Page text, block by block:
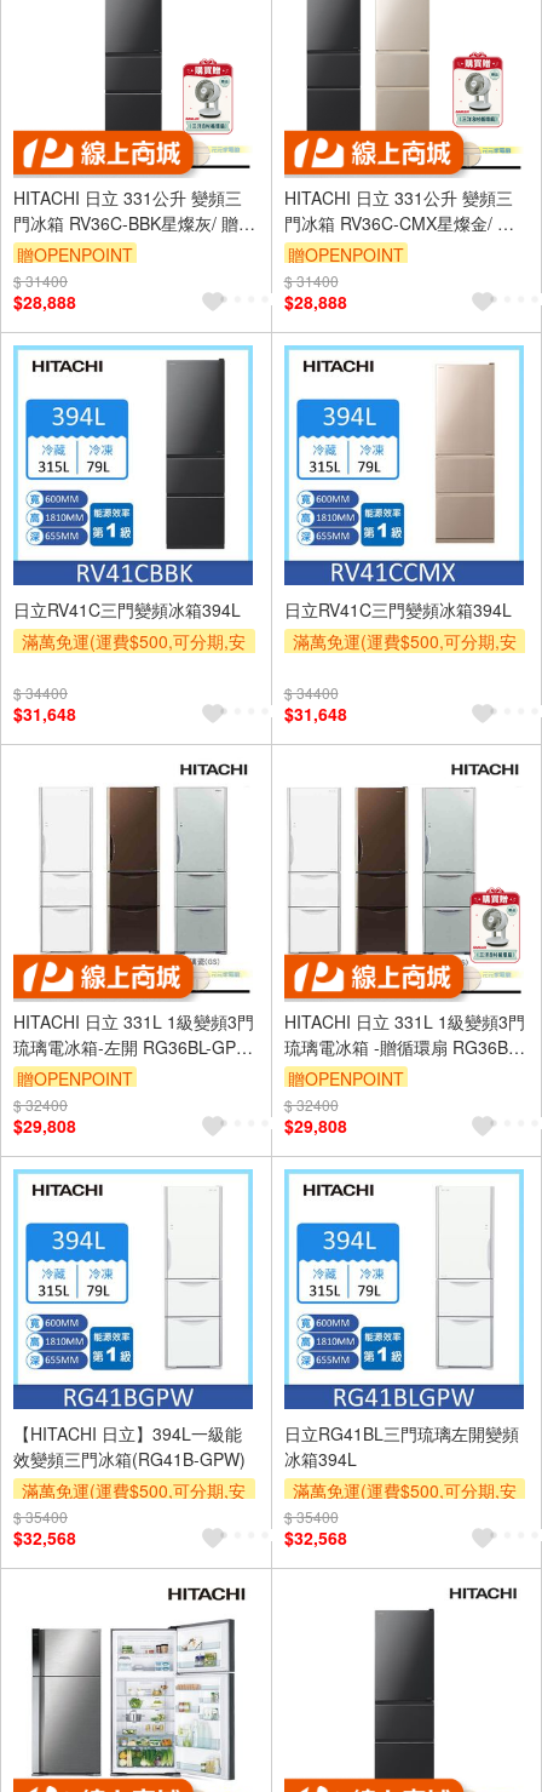
HITACHI 日立 331公升 變頻三
門冰箱 RV36C-BBK星燦灰/ 贈循
環扇
贈OPENPOINT
$ 31400
$28,888
HITACHI 日立 331公升 變頻三
門冰箱 RV36C-CMX星燦金/ 贈
循環扇
贈OPENPOINT
$ 31400
$28,888
日立RV41C三門變頻冰箱394L
滿萬免運(運費$500,可分期,安
及使用6期以上分期0利率,需付
$ 34400
$31,648
日立RV41C三門變頻冰箱394L
滿萬免運(運費$500,可分期,安
及使用6期以上分期0利率,需付
$ 34400
$31,648
HITACHI 日立 331L 1級變頻3門
琉璃電冰箱-左開 RG36BL-GPW
琉璃白
贈OPENPOINT
$ 32400
$29,808
HITACHI 日立 331L 1級變頻3門
琉璃電冰箱 -贈循環扇 RG36B-
GPW琉璃白
贈OPENPOINT
$ 32400
$29,808
【HITACHI 日立】394L一級能
效變頻三門冰箱(RG41B-GPW)
滿萬免運(運費$500,可分期,安
裝跨區費另計,單品未滿1萬元
及使用6期以上分期0利率,需付
基本安裝運費)
$ 35400
$32,568
日立RG41BL三門琉璃左開變頻
冰箱394L
滿萬免運(運費$500,可分期,安
裝跨區費另計,單品未滿1萬元
及使用6期以上分期0利率,需付
基本安裝運費)
$ 35400
$32,568